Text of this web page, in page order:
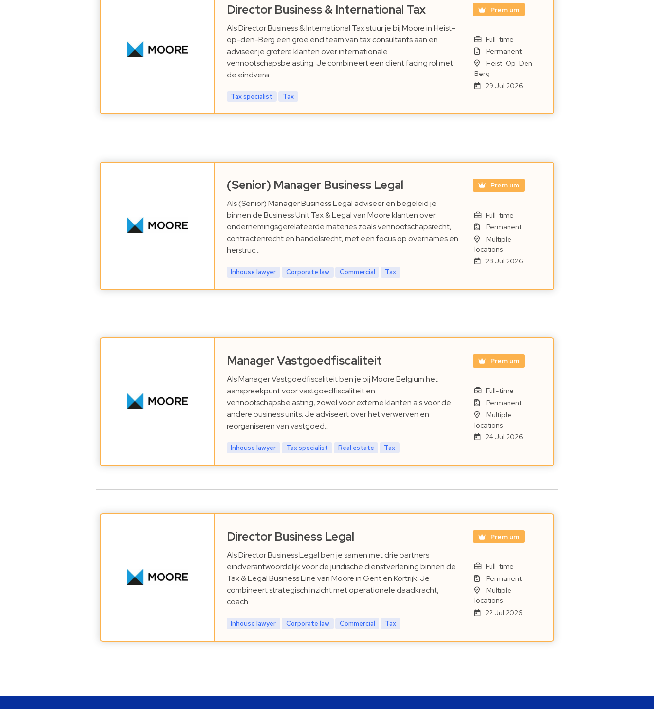
Director Business & International Tax Premium
Als Director Business & International Tax stuur je bij Moore in Heist-
op-den-Berg een groeiend team van tax consultants aan en
adviseer je grotere klanten over internationale
vennootschapsbelasting. Je combineert een client facing rol met
de eindvera…
Tax specialist Tax
Full-time
Permanent
Heist-Op-Den-
Berg
29 Jul 2026
(Senior) Manager Business Legal Premium
Als (Senior) Manager Business Legal adviseer en begeleid je
binnen de Business Unit Tax & Legal van Moore klanten over
ondernemingsgerelateerde materies zoals vennootschapsrecht,
contractenrecht en handelsrecht, met een focus op overnames en
herstruc…
Inhouse lawyer Corporate law Commercial Tax
Full-time
Permanent
Multiple
locations
28 Jul 2026
Manager Vastgoedfiscaliteit Premium
Als Manager Vastgoedfiscaliteit ben je bij Moore Belgium het
aanspreekpunt voor vastgoedfiscaliteit en
vennootschapsbelasting, zowel voor externe klanten als voor de
andere business units. Je adviseert over het verwerven en
reorganiseren van vastgoed…
Inhouse lawyer Tax specialist Real estate Tax
Full-time
Permanent
Multiple
locations
24 Jul 2026
Director Business Legal Premium
Als Director Business Legal ben je samen met drie partners
eindverantwoordelijk voor de juridische dienstverlening binnen de
Tax & Legal Business Line van Moore in Gent en Kortrijk. Je
combineert strategisch inzicht met operationele daadkracht,
coach…
Inhouse lawyer Corporate law Commercial Tax
Full-time
Permanent
Multiple
locations
22 Jul 2026